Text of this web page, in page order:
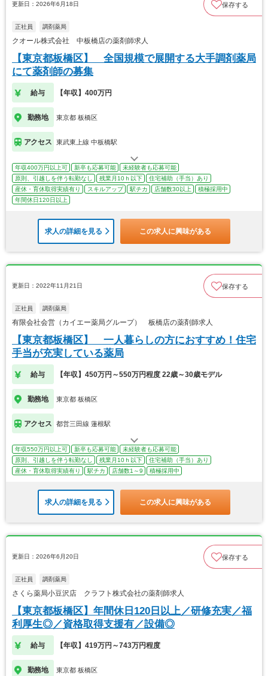
更新日：2026年6月18日 保存する
正社員 調剤薬局
クオール株式会社 中板橋店の薬剤師求人
【東京都板橋区】 全国規模で展開する大手調剤薬局
にて薬剤師の募集
給与 【年収】400万円
勤務地 東京都 板橋区
アクセス 東武東上線 中板橋駅
年収400万円以上可 新卒も応募可能
未経験者も応募可能
原則、引越しを伴う転勤なし
残業月10ｈ以下
住宅補助（手当）あり
産休・育休取得実績有り
スキルアップ 駅チカ 店舗数30以上
積極採用中
年間休日120日以上
求人の詳細を見る この求人に興味がある
更新日：2022年11月21日 保存する
正社員 調剤薬局
有限会社会営（カイエー薬局グループ） 板橋店の薬剤師求人
【東京都板橋区】 一人暮らしの方におすすめ！住宅
手当が充実している薬局
給与 【年収】450万円～550万円程度 22歳～30歳モデル
勤務地 東京都 板橋区
アクセス 都営三田線 蓮根駅
年収550万円以上可 新卒も応募可能
未経験者も応募可能
原則、引越しを伴う転勤なし
残業月10ｈ以下
住宅補助（手当）あり
産休・育休取得実績有り
駅チカ 店舗数1～9 積極採用中
求人の詳細を見る この求人に興味がある
更新日：2026年6月20日 保存する
正社員 調剤薬局
さくら薬局小豆沢店 クラフト株式会社の薬剤師求人
【東京都板橋区】年間休日120日以上／研修充実／福
利厚生◎／資格取得支援有／設備◎
給与 【年収】419万円～743万円程度
勤務地 東京都 板橋区